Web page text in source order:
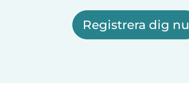
Registrera dig nu